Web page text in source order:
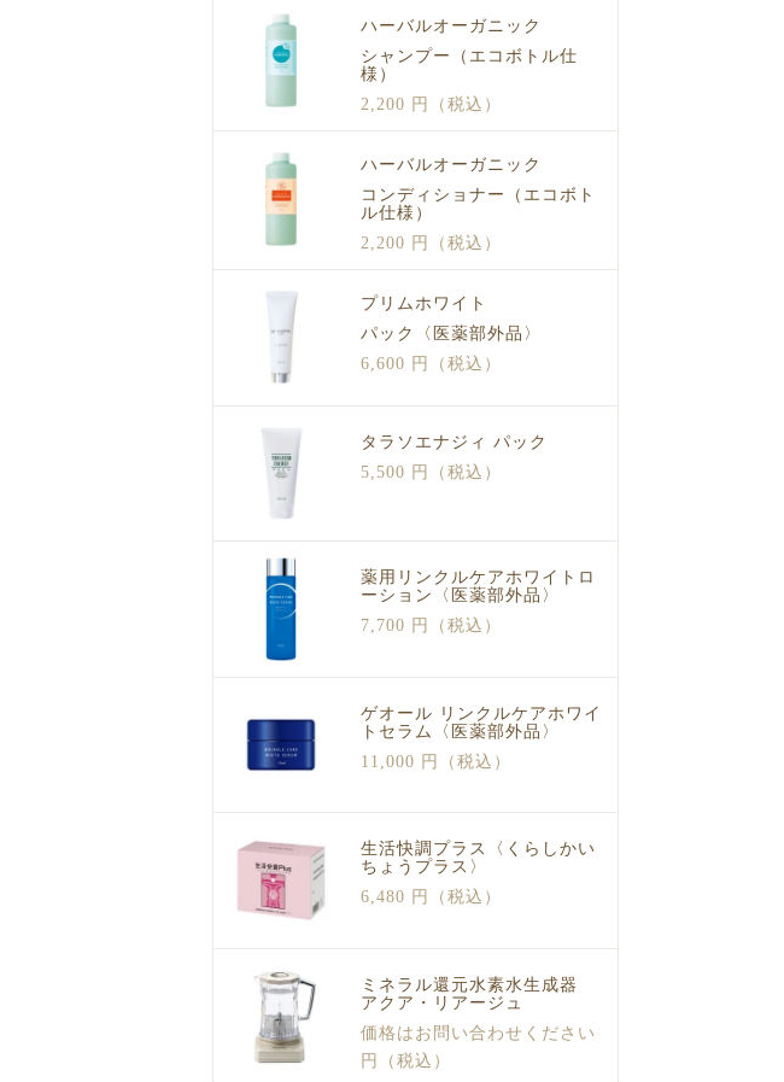
ハーバルオーガニック
シャンプー（エコボトル仕
様）
2,200 円（税込）
ハーバルオーガニック
コンディショナー（エコボト
ル仕様）
2,200 円（税込）
プリムホワイト
パック〈医薬部外品〉
6,600 円（税込）
タラソエナジィ パック
5,500 円（税込）
薬用リンクルケアホワイトロ
ーション〈医薬部外品〉
7,700 円（税込）
ゲオール リンクルケアホワイ
トセラム〈医薬部外品〉
11,000 円（税込）
生活快調プラス〈くらしかい
ちょうプラス〉
6,480 円（税込）
ミネラル還元水素水生成器
アクア・リアージュ
価格はお問い合わせください
円（税込）